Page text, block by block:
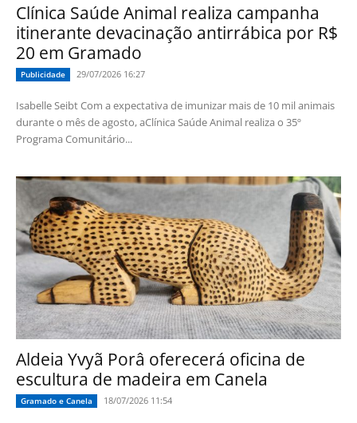
Clínica Saúde Animal realiza campanha
itinerante devacinação antirrábica por R$
20 em Gramado
Publicidade 29/07/2026 16:27
Isabelle Seibt Com a expectativa de imunizar mais de 10 mil animais
durante o mês de agosto, aClínica Saúde Animal realiza o 35º
Programa Comunitário...
Aldeia Yvyã Porâ oferecerá oficina de
escultura de madeira em Canela
Gramado e Canela 18/07/2026 11:54